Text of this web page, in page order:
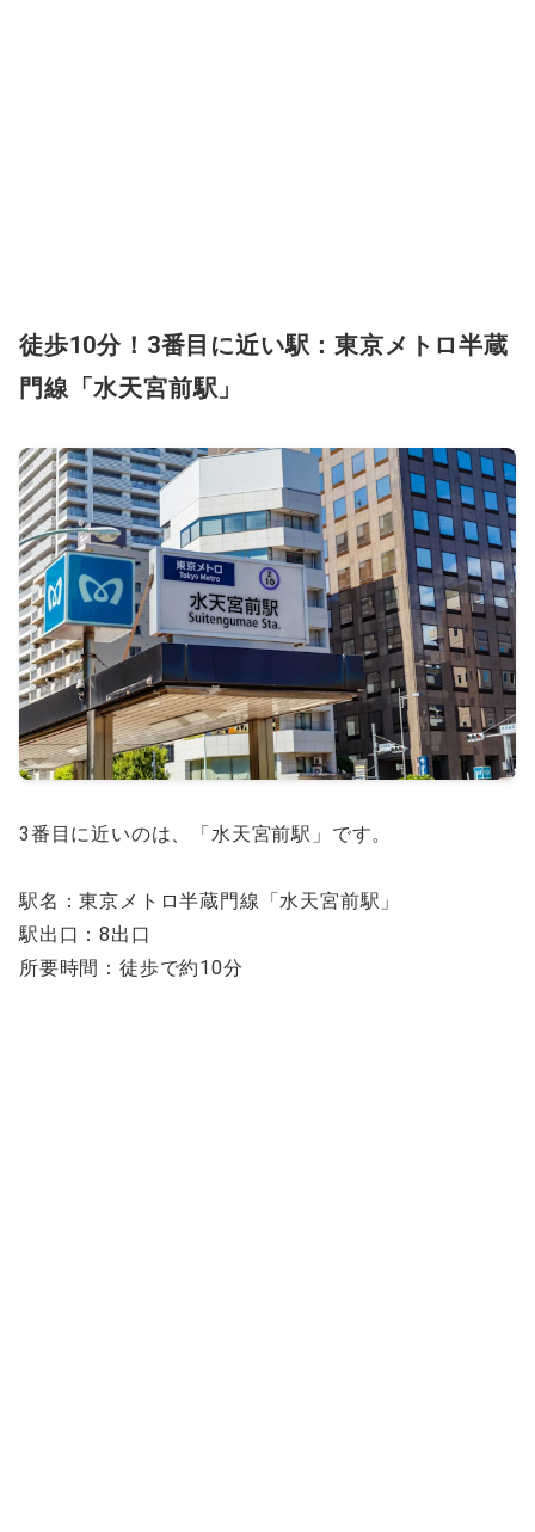
徒歩10分！3番目に近い駅：東京メトロ半蔵
門線「水天宮前駅」
3番目に近いのは、「水天宮前駅」です。
駅名：東京メトロ半蔵門線「水天宮前駅」
駅出口：8出口
所要時間：徒歩で約10分